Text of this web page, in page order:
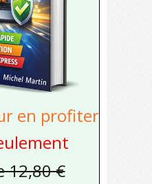
en profiter
12,80 €